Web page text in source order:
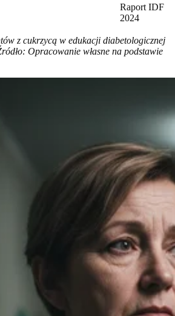
Raport IDF
2024
z cukrzycą w edukacji diabetologicznej
Opracowanie własne na podstawie